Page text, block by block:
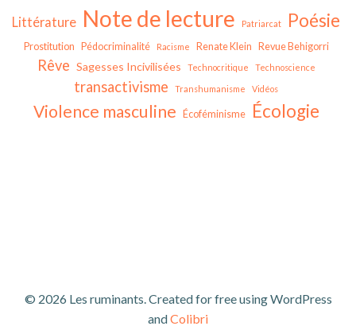
Littérature Note de lecture Patriarcat Poésie
Prostitution Pédocriminalité Racisme Renate Klein Revue Behigorri
Rêve Sagesses Incivilisées Technocritique Technoscience
transactivisme Transhumanisme Vidéos
Violence masculine Écoféminisme Écologie
© 2026 Les ruminants. Created for free using WordPress
andColibri